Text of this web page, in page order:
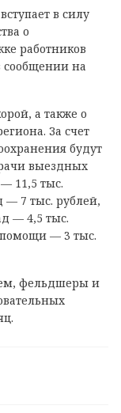
в силу
о
работников
сообщении на
а также о
За счет
будут
выездных
11,5 тыс.
7 тыс. рублей,
— 4,5 тыс.
помощи — 3 тыс.
фельдшеры и